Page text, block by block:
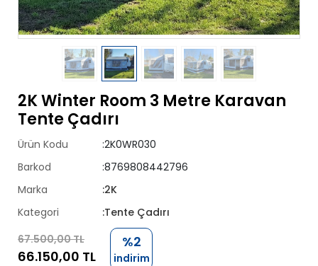
2K Winter Room 3 Metre Karavan
Tente Çadırı
Ürün Kodu
:2K0WR030
Barkod
:8769808442796
Marka
:2K
Kategori
:Tente Çadırı
67.500,00 TL
66.150,00 TL
%2
indirim